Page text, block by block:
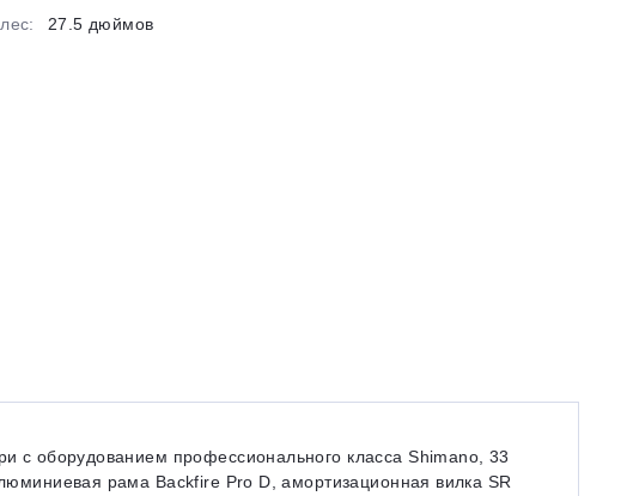
27.5 дюймов
с оборудованием профессионального класса Shimano, 33
рама Backfire Pro D, амортизационная вилка SR